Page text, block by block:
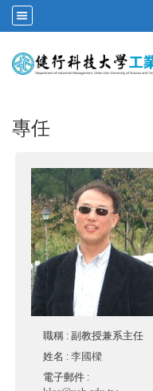
專任
職稱 : 副教授兼系主任
姓名 :李國樑
電子郵件 :